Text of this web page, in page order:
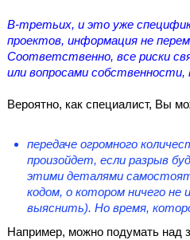
В-третьих, и это уже
проектов, информация не
Соответственно, все риски
или вопросами
Вероятно, как специалист, Вы
передаче огромного
произойдет, если разрыв
этими деталями
кодом, о котором ничего не
выяснить). Но время,
Например, можно подумать над